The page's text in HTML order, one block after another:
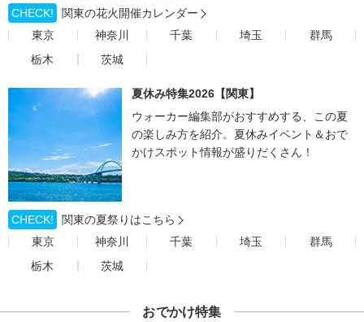
CHECK!
関東の花火開催カレンダー
東京
神奈川 千葉 埼玉
群馬
栃木
茨城
夏休み特集2026【関東】
ウォーカー編集部がおすすめする、この夏
の楽しみ方を紹介。夏休みイベント＆おで
かけスポット情報が盛りだくさん！
CHECK!
関東の夏祭りはこちら
東京
神奈川 千葉 埼玉
群馬
栃木
茨城
おでかけ特集